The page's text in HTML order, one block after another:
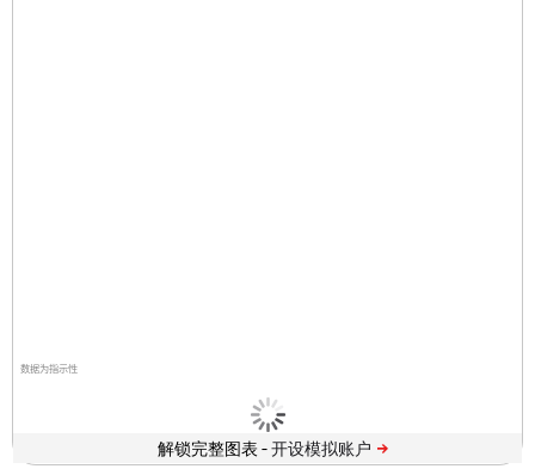
数据为指示性
解锁完整图表 -